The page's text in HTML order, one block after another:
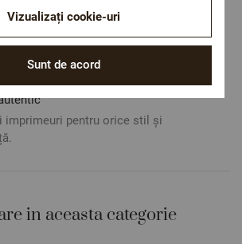
livrare este 19.60 lei pe teritoriul
STANDARD 100
textile care sunt sigure pentru
dumneavoastră.
imprimeuri pentru orice stil și
in aceasta categorie
Sunt de acord
Vizualizați cookie-uri